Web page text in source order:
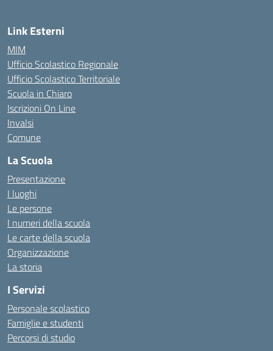
Link Esterni
MIM
Ufficio Scolastico Regionale
Ufficio Scolastico Territoriale
Scuola in Chiaro
Iscrizioni On Line
Invalsi
Comune
La Scuola
Presentazione
I luoghi
Le persone
I numeri della scuola
Le carte della scuola
Organizzazione
La storia
I Servizi
Personale scolastico
Famiglie e studenti
Percorsi di studio